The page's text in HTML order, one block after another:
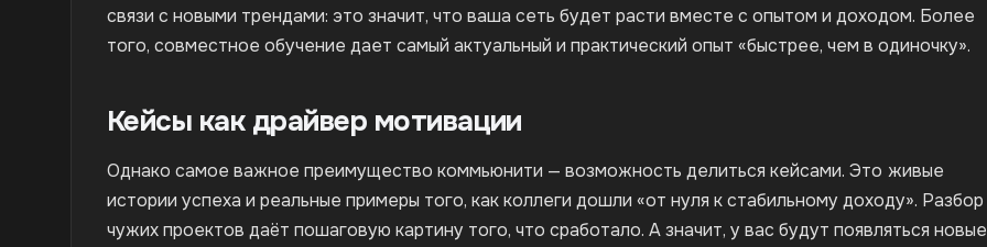
связи с новыми трендами: это значит, что ваша сеть будет расти вместе с опытом и доходом. Более
того, совместное обучение дает самый актуальный и практический опыт «быстрее, чем в одиночку».
Кейсы как драйвер мотивации
Однако самое важное преимущество коммьюнити — возможность делиться кейсами. Это живые
истории успеха и реальные примеры того, как коллеги дошли «от нуля к стабильному доходу». Разбор
чужих проектов даёт пошаговую картину того, что сработало. А значит, у вас будут появляться новые